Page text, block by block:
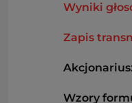
Wyniki
Zapis
Wzory